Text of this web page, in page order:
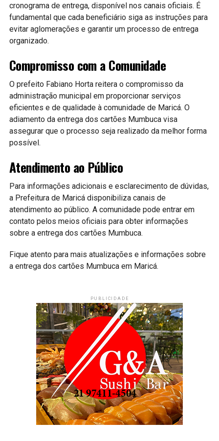
cronograma de entrega, disponível nos canais oficiais. É
fundamental que cada beneficiário siga as instruções para
evitar aglomerações e garantir um processo de entrega
organizado.
Compromisso com a Comunidade
O prefeito Fabiano Horta reitera o compromisso da
administração municipal em proporcionar serviços
eficientes e de qualidade à comunidade de Maricá. O
adiamento da entrega dos cartões Mumbuca visa
assegurar que o processo seja realizado da melhor forma
possível.
Atendimento ao Público
Para informações adicionais e esclarecimento de dúvidas,
a Prefeitura de Maricá disponibiliza canais de
atendimento ao público. A comunidade pode entrar em
contato pelos meios oficiais para obter informações
sobre a entrega dos cartões Mumbuca.
Fique atento para mais atualizações e informações sobre
a entrega dos cartões Mumbuca em Maricá.
PUBLICIDADE